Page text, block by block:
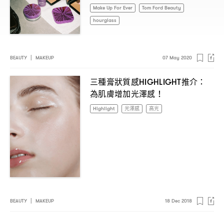
Make Up For Ever
Tom Ford Beauty
hourglass
BEAUTY MAKEUP 07 May 2020
三種膏狀質感HIGHLIGHT推介 ：
為肌膚增加光澤感 ！
Highlight 光澤感 高光
BEAUTY MAKEUP 18 Dec 2018